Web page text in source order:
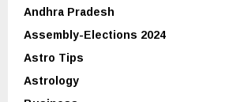
Andhra Pradesh
Assembly-Elections 2024
Astro Tips
Astrology